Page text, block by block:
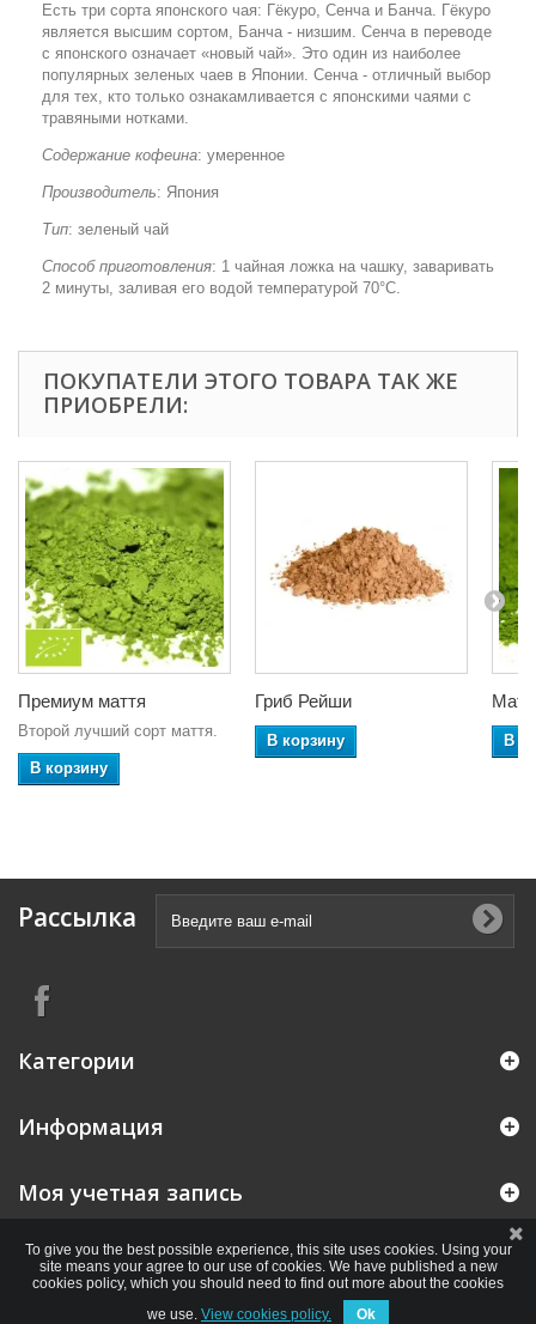
Есть три сорта японского чая: Гёкуро, Сенча и Банча. Гёкуро
является высшим сортом, Банча - низшим. Сенча в переводе
с японского означает «новый чай». Это один из наиболее
популярных зеленых чаев в Японии. Сенча - отличный выбор
для тех, кто только ознакамливается с японскими чаями с
травяными нотками.
Содержание кофеина: умеренное
Производитель: Япония
Тип: зеленый чай
Способ приготовления: 1 чайная ложка на чашку, заваривать
2 минуты, заливая его водой температурой 70°С.
ПОКУПАТЕЛИ ЭТОГО ТОВАРА ТАК ЖЕ
ПРИОБРЕЛИ:
Премиум маття
Второй лучший сорт маття.
В корзину
Гриб Рейши
В корзину В
Рассылка
Категории
Информация
Моя учетная запись
To give you the best possible experience, this site uses cookies. Using your
site means your agree to our use of cookies. We have published a new
cookies policy, which you should need to find out more about the cookies
we use. View cookies policy. Ok